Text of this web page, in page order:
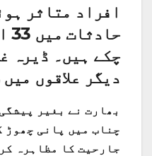
افراد متاثر
چکے ہیں۔ ڈیرہ
دیگر علاقوں میں
بھارت نے بغیر
چناب میں پانی چھوڑ
جارحیت کا مظاہرہ